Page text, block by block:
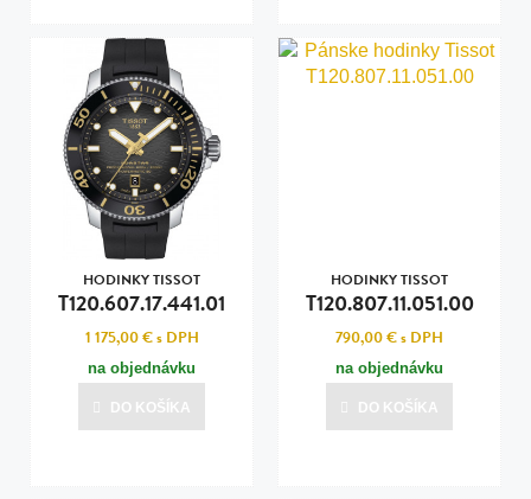
HODINKY TISSOT
T120.607.17.441.01
1 175,00 €s DPH
na objednávku
DO KOŠÍKA
HODINKY TISSOT
T120.807.11.051.00
790,00 €s DPH
na objednávku
DO KOŠÍKA